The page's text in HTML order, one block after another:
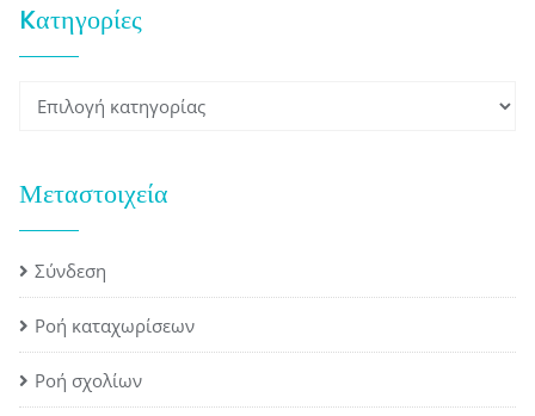
Kατηγορίες
Kατηγορίες
Μεταστοιχεία
Σύνδεση
Ροή καταχωρίσεων
Ροή σχολίων